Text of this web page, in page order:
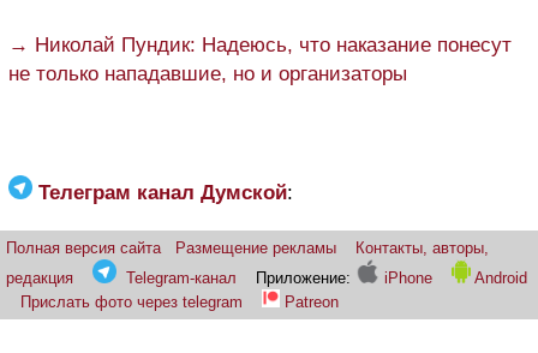
→ Николай Пундик: Надеюсь, что наказание понесут
не только нападавшие, но и организаторы
Телеграм канал Думской:
Полная версия сайта Размещение рекламы
Контакты, авторы,
редакция
Telegram-канал Приложение: iPhone
Android
Прислать фото через telegram
Patreon